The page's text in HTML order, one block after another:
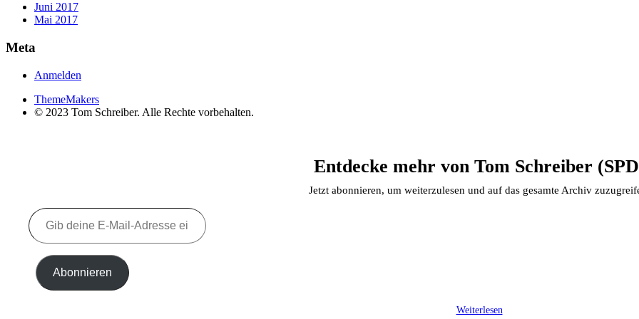
Juni 2017
Mai 2017
Meta
Anmelden
ThemeMakers
© 2023 Tom Schreiber. Alle Rechte vorbehalten.
Entdecke mehr von Tom Schreiber
Jetzt abonnieren, um weiterzulesen und auf das gesamte Archiv
Gib
deine
E-
Adresse
ein ... Abonnieren
Weiterlesen